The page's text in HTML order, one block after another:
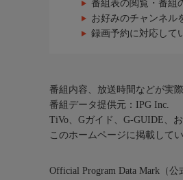
番組表の閲覧・番組
お好みのチャンネル
録画予約に対応して
番組内容、放送時間などが実
番組データ提供元：IPG Inc.
TiVo、Gガイド、G-GUIDE、
このホームページに掲載して
Official Program Data Mark（公